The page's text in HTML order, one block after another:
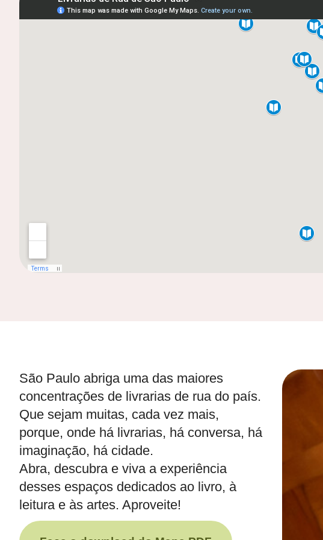
São Paulo abriga uma das maiores
concentrações de livrarias de rua do país.
Que sejam muitas, cada vez mais,
porque, onde há livrarias, há conversa, há
imaginação, há cidade.
Abra, descubra e viva a experiência
desses espaços dedicados ao livro, à
leitura e às artes. Aproveite!